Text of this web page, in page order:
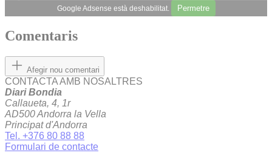
Google Adsense està deshabilitat. Permetre
Comentaris
Afegir nou comentari
CONTACTA AMB NOSALTRES
Diari Bondia
Callaueta, 4, 1r
AD500 Andorra la Vella
Principat d'Andorra
Tel. +376 80 88 88
Formulari de contacte